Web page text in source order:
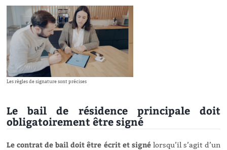
Les règles de signature sont précises
Le bail de résidence principale doit
obligatoirement être signé
Le contrat de bail doit être écrit et signélorsqu’il s’agit d’un